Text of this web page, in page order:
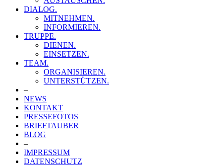
DIALOG.
MITNEHMEN.
INFORMIEREN.
TRUPPE.
DIENEN.
EINSETZEN.
TEAM.
ORGANISIEREN.
UNTERSTÜTZEN.
–
NEWS
KONTAKT
PRESSEFOTOS
BRIEFTAUBER
BLOG
–
IMPRESSUM
DATENSCHUTZ